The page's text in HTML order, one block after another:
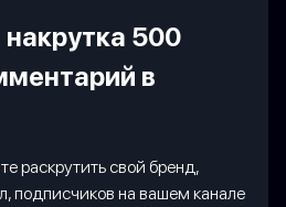
500
в
раскрутить свой бренд,
подписчиков на вашем канале